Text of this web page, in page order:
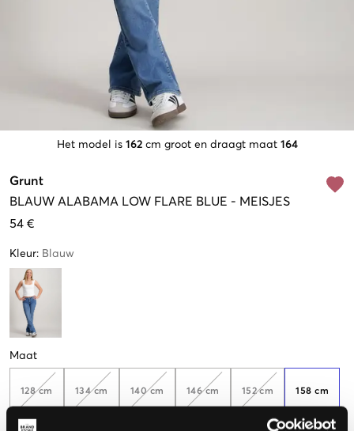
Het model is 162 cm groot en draagt maat 164
Grunt
BLAUW ALABAMA LOW FLARE BLUE - MEISJES
54 €
Kleur: Blauw
Maat
128 cm 134 cm 140 cm 146 cm 152 cm 158 cm